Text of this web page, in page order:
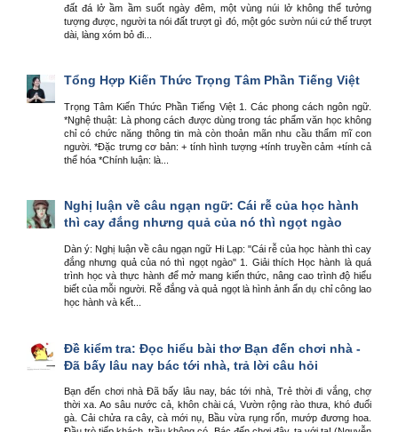
đất đá lở ầm ầm suốt ngày đêm, một vùng núi lở không thể tưởng
tượng được, người ta nói đất trượt gì đó, một góc sườn núi cứ thế trượt
dài, làng xóm bỏ đi...
Tổng Hợp Kiến Thức Trọng Tâm Phần Tiếng Việt
Trọng Tâm Kiến Thức Phần Tiếng Việt 1. Các phong cách ngôn ngữ.
*Nghệ thuật: Là phong cách được dùng trong tác phẩm văn học không
chỉ có chức năng thông tin mà còn thoản mãn nhu cầu thẩm mĩ con
người. *Đặc trưng cơ bản: + tính hình tượng +tính truyền cảm +tính cả
thể hóa *Chính luận: là...
Nghị luận về câu ngạn ngữ: Cái rễ của học hành
thì cay đắng nhưng quả của nó thì ngọt ngào
Dàn ý: Nghị luận về câu ngạn ngữ Hi Lạp: "Cái rễ của học hành thì cay
đắng nhưng quả của nó thì ngọt ngào" 1. Giải thích Học hành là quá
trình học và thực hành để mở mang kiến thức, nâng cao trình độ hiểu
biết của mỗi người. Rễ đắng và quả ngọt là hình ảnh ẩn dụ chỉ công lao
học hành và kết...
Đề kiểm tra: Đọc hiểu bài thơ Bạn đến chơi nhà -
Đã bấy lâu nay bác tới nhà, trả lời câu hỏi
Bạn đến chơi nhà Đã bấy lâu nay, bác tới nhà, Trẻ thời đi vắng, chợ
thời xa. Ao sâu nước cả, khôn chài cá, Vườn rộng rào thưa, khó đuổi
gà. Cải chửa ra cây, cà mới nụ, Bầu vừa rụng rốn, mướp đương hoa.